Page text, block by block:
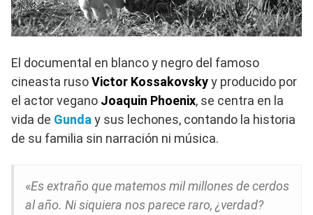
El documental en blanco y negro del famoso
cineasta rusoVictor Kossakovskyy producido por
el actor vegano Joaquin Phoenix, se centra en la
vida de Gunda y sus lechones, contando la historia
de su familia sin narración ni música.
«Es extraño que matemos mil millones de cerdos
al año. Ni siquiera nos parece raro, ¿verdad?